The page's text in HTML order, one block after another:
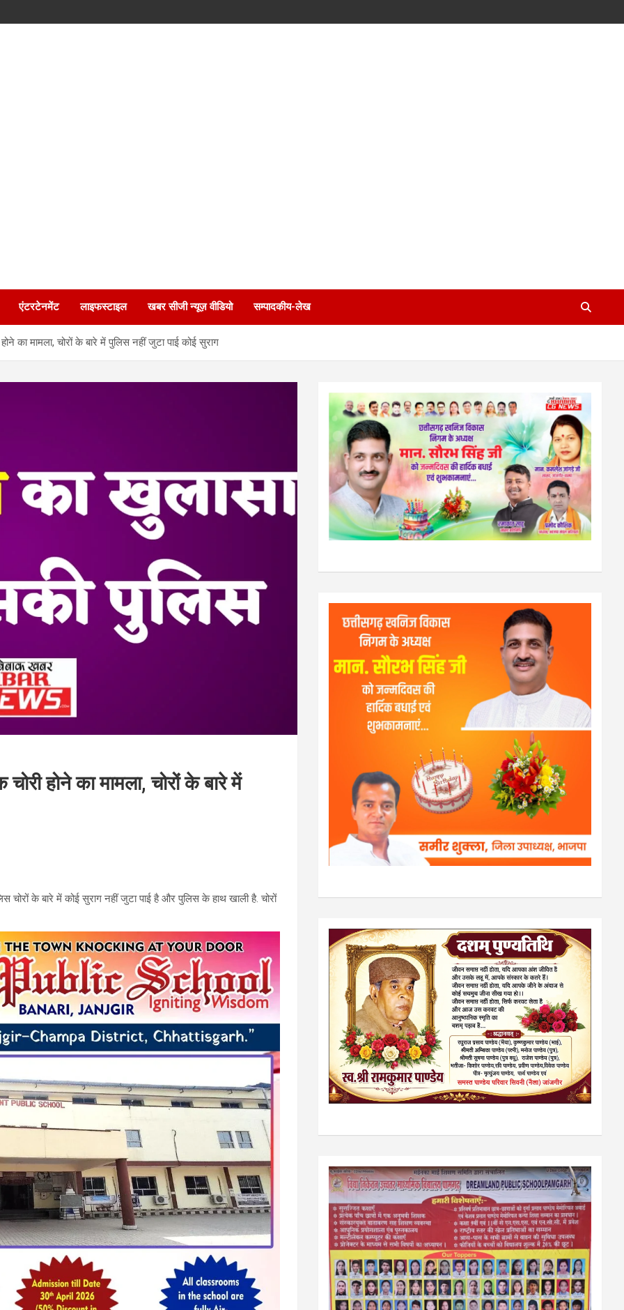
एंटरटेनमेंट लाइफस्टाइल खबर सीजी न्यूज़ वीडियो सम्पादकीय-लेख
का मामला, चोरों के बारे में पुलिस नहीं जुटा पाई कोई सुराग
होने का मामला, चोरों के बारे में
के बारे में कोई सुराग नहीं जुटा पाई है और पुलिस के हाथ खाली है. चोरों